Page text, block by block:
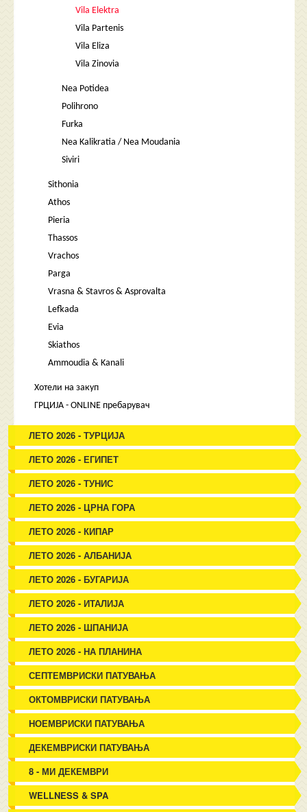
Vila Elektra
Vila Partenis
Vila Eliza
Vila Zinovia
Nea Potidea
Polihrono
Furka
Nea Kalikratia / Nea Moudania
Siviri
Sithonia
Athos
Pieria
Thassos
Vrachos
Parga
Vrasna & Stavros & Asprovalta
Lefkada
Evia
Skiathos
Ammoudia & Kanali
Хотели на закуп
ГРЦИЈА - ONLINE пребарувач
ЛЕТО 2026 - ТУРЦИЈА
ЛЕТО 2026 - ЕГИПЕТ
ЛЕТО 2026 - ТУНИС
ЛЕТО 2026 - ЦРНА ГОРА
ЛЕТО 2026 - КИПАР
ЛЕТО 2026 - АЛБАНИЈА
ЛЕТО 2026 - БУГАРИЈА
ЛЕТО 2026 - ИТАЛИЈА
ЛЕТО 2026 - ШПАНИЈА
ЛЕТО 2026 - НА ПЛАНИНА
СЕПТЕМВРИСКИ ПАТУВАЊА
ОКТОМВРИСКИ ПАТУВАЊА
НОЕМВРИСКИ ПАТУВАЊА
ДЕКЕМВРИСКИ ПАТУВАЊА
8 - МИ ДЕКЕМВРИ
WELLNESS & SPA